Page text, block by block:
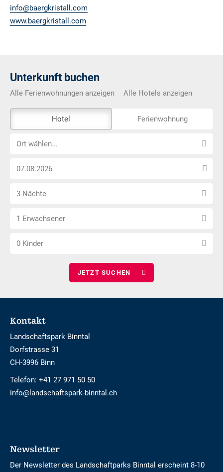
info@baergkristall.com
www.baergkristall.com
Unterkunft buchen
Alle Ferienwohnungen anzeigen Alle Hotels anzeigen
Externe-
Buchungstool
nicht
Hotel Ferienwohnung
OrtOrt wählen...
Anreise
wählen
Anzahl
wählen
3 Nächte
Anzahl
wählen
1 Erwachsener
Anzahl
0 Kinder
Footer
Kontakt
Landschaftspark Binntal
Dorfstrasse 31
CH-3996 Binn
Telefon: +41 27 971 50 50
info@landschaftspark-binntal.ch
Newsletter
Der Newsletter des Landschaftparks Binntal erscheint 8-10